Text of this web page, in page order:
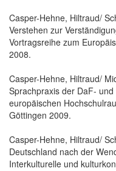
Casper-Hehne, Hiltraud/
Verstehen zur
Vortragsreihe zum
2008.
Casper-Hehne, Hiltraud/
Sprachpraxis der DaF-
europäischen
Göttingen 2009.
Casper-Hehne, Hiltraud/
Deutschland nach der
Interkulturelle und